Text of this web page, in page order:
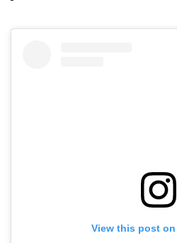
View this post